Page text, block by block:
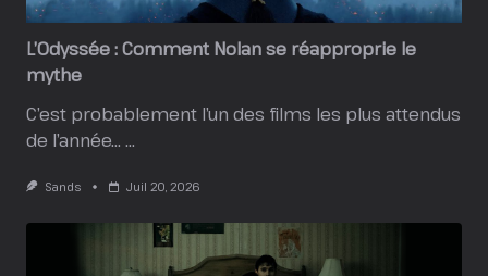
L’Odyssée : Comment Nolan se réapproprie le
mythe
C’est probablement l’un des films les plus attendus
de l’année… ...
Sands Juil 20, 2026